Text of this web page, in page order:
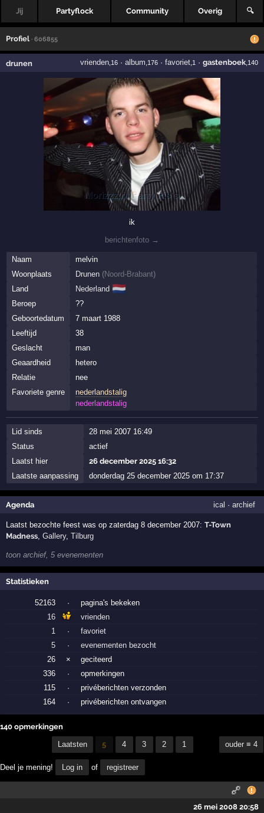
Jij Partyflock Community Overig 🔍
Profiel · 606855
drunen vrienden,16· album ,176· favoriet,1 · gastenboek,140
ik
berichtenfoto →
Naam
melvin
Woonplaats
Drunen (Noord-Brabant)
Land
Nederland 🇳🇱
Beroep
??
Geboortedatum
7 maart 1988
Leeftijd
38
Geslacht
man
Geaardheid
hetero
Relatie
nee
Favoriete genre
nederlandstalig
nederlandstalig
Lid sinds
28 mei 2007 16:49
Status
actief
Laatst hier
26 december 2025 16:32
Laatste aanpassing
donderdag 25 december 2025 om 17:37
Agenda ical · archief
Laatst bezochte feest was op zaterdag 8 december 2007:T-Town
Madness,Gallery,Tilburg
toon archief, 5 evenementen
Statistieken
52163 ·
pagina's bekeken
16
vrienden
1
·
favoriet
5
·
evenementen bezocht
26
×
geciteerd
336
·
opmerkingen
115
·
privéberichten verzonden
164
· privéberichten ontvangen
140 opmerkingen
Laatsten 5 4 3 2 1 ouder ≡ 4
Deel je mening! Log in of registreer
26 mei 2008 20:58